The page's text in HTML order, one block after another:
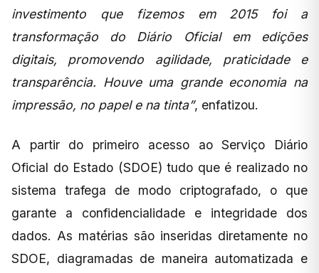
investimento que fizemos em 2015 foi a
transformação do Diário Oficial em edições
digitais, promovendo agilidade, praticidade e
transparência. Houve uma grande economia na
impressão, no papel e na tinta”, enfatizou.
A partir do primeiro acesso ao Serviço Diário
Oficial do Estado (SDOE) tudo que é realizado no
sistema trafega de modo criptografado, o que
garante a confidencialidade e integridade dos
dados. As matérias são inseridas diretamente no
SDOE, diagramadas de maneira automatizada e